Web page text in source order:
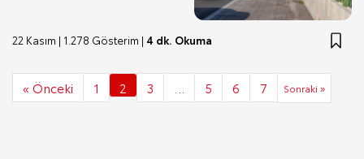
22 Kasım | 1.278 Gösterim | 4 dk. Okuma
« Önceki 1 2 3 5 6 7 Sonraki »